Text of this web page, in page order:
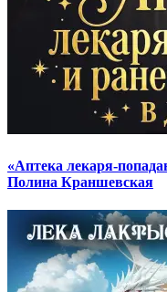
«Аптека лекаря-
Полина Краншевская